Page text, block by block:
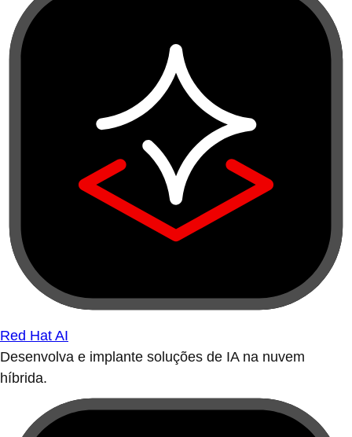
Red Hat AI
Desenvolva e implante soluções de IA na nuvem
híbrida.